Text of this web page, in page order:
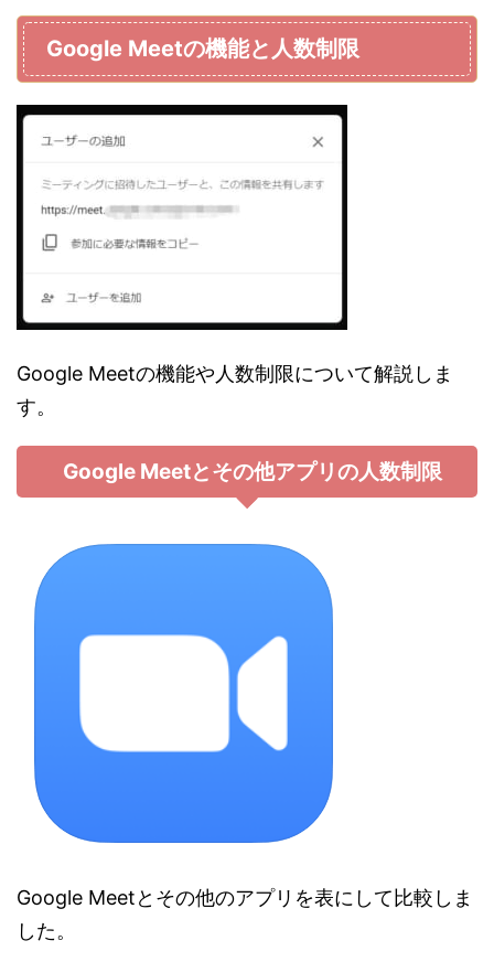
Google Meetの機能と人数制限
Google Meetの機能や人数制限について解説しま
す。
Google Meetとその他アプリの人数制限
Google Meetとその他のアプリを表にして比較しま
した。